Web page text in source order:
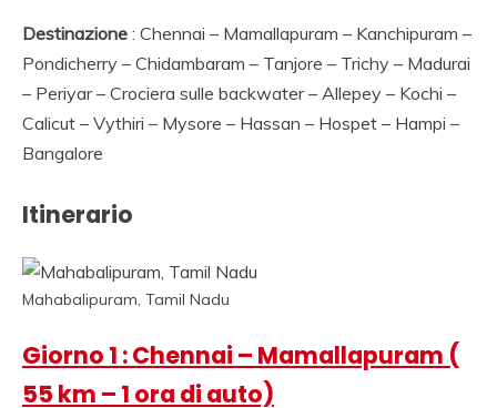
VIAGGIO IN NORD,
VIAGGIO IN SUD,
NOLEGGIO DI AUTO
CON CONDUCENTE
INDIA, VIAGGI INDIA,
VIAGGIO IN INDIA
CON GUIDA, INDIA
TRAGITTI, AGENZIA
VIAGGI IN INDIA,
AGENZIA VIAGGI IN
Destinazione : Chennai – Mamallapuram – Kanchipuram –
Pondicherry – Chidambaram – Tanjore – Trichy – Madurai
– Periyar – Crociera sulle backwater – Allepey – Kochi –
Calicut – Vythiri – Mysore – Hassan – Hospet – Hampi –
Bangalore
Itinerario
Mahabalipuram, Tamil Nadu
Giorno 1 : Chennai – Mamallapuram (
55 km – 1 ora di auto)